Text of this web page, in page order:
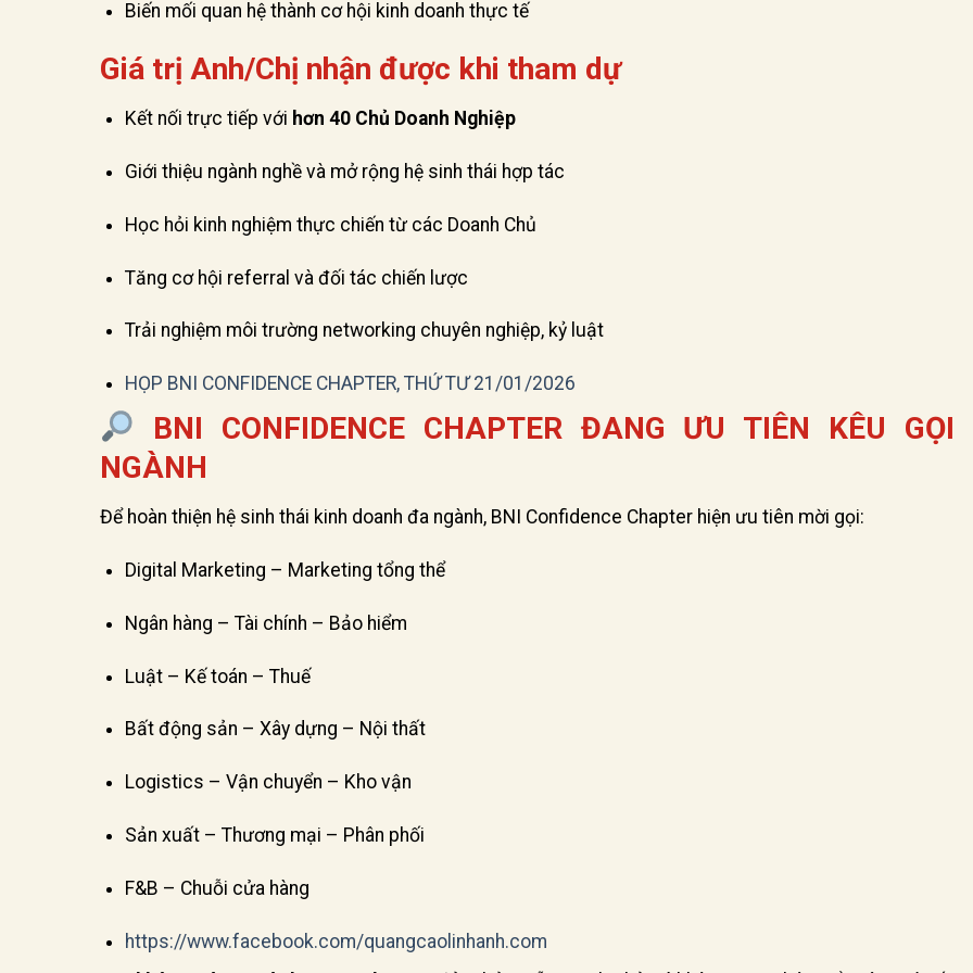
Biến mối quan hệ thành cơ hội kinh doanh thực tế
Giá trị Anh/Chị nhận được khi tham dự
Kết nối trực tiếp với hơn 40 Chủ Doanh Nghiệp
Giới thiệu ngành nghề và mở rộng hệ sinh thái hợp tác
Học hỏi kinh nghiệm thực chiến từ các Doanh Chủ
Tăng cơ hội referral và đối tác chiến lược
Trải nghiệm môi trường networking chuyên nghiệp, kỷ luật
HỌP BNI CONFIDENCE CHAPTER, THỨ TƯ 21/01/2026
BNI CONFIDENCE CHAPTER ĐANG ƯU TIÊN KÊU GỌI
NGÀNH
Để hoàn thiện hệ sinh thái kinh doanh đa ngành, BNI Confidence Chapter hiện ưu tiên mời gọi:
Digital Marketing – Marketing tổng thể
Ngân hàng – Tài chính – Bảo hiểm
Luật – Kế toán – Thuế
Bất động sản – Xây dựng – Nội thất
Logistics – Vận chuyển – Kho vận
Sản xuất – Thương mại – Phân phối
F&B – Chuỗi cửa hàng
https://www.facebook.com/quangcaolinhanh.com